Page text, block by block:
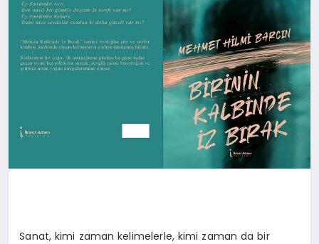
Sanat, kimi zaman kelimelerle, kimi zaman da bir